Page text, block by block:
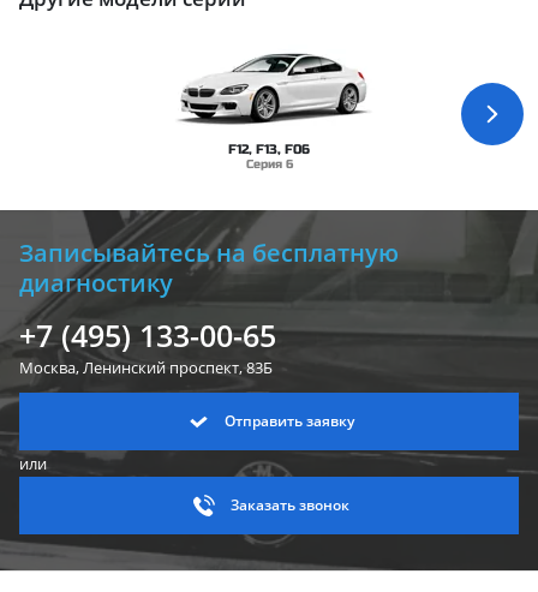
F12, F13, F06
Серия 6
Записывайтесь на бесплатную
диагностику
+7 (495) 133-00-65
Москва, Ленинскийпроспект, 83Б
Отправить заявку
или
Заказать звонок